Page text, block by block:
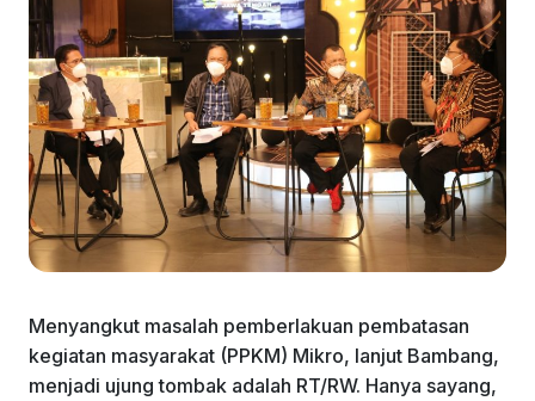
Menyangkut masalah pemberlakuan pembatasan
kegiatan masyarakat (PPKM) Mikro, lanjut Bambang,
menjadi ujung tombak adalah RT/RW. Hanya sayang,